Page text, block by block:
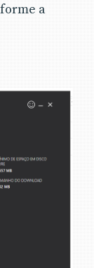
a